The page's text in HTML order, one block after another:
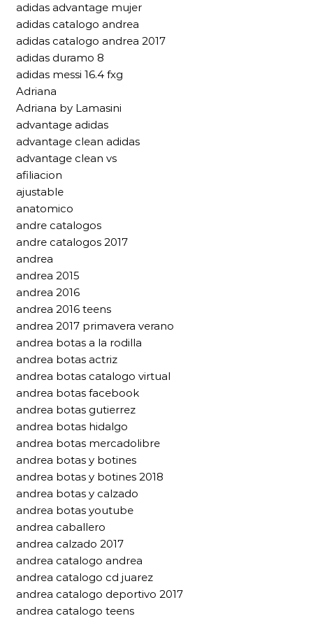
adidas advantage mujer
adidas catalogo andrea
adidas catalogo andrea 2017
adidas duramo 8
adidas messi 16.4 fxg
Adriana
Adriana by Lamasini
advantage adidas
advantage clean adidas
advantage clean vs
afiliacion
ajustable
anatomico
andre catalogos
andre catalogos 2017
andrea
andrea 2015
andrea 2016
andrea 2016 teens
andrea 2017 primavera verano
andrea botas a la rodilla
andrea botas actriz
andrea botas catalogo virtual
andrea botas facebook
andrea botas gutierrez
andrea botas hidalgo
andrea botas mercadolibre
andrea botas y botines
andrea botas y botines 2018
andrea botas y calzado
andrea botas youtube
andrea caballero
andrea calzado 2017
andrea catalogo andrea
andrea catalogo cd juarez
andrea catalogo deportivo 2017
andrea catalogo teens